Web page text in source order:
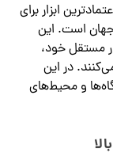
ابزار برای
جهان است. این
مستقل خود،
در این
و محیط‌های